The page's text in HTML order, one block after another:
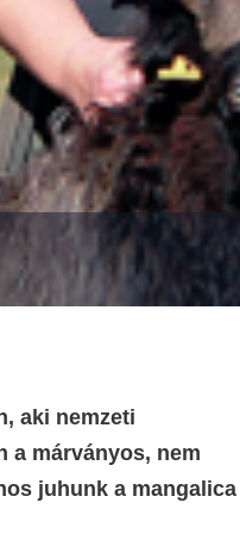
aki nemzeti
a márványos, nem
juhunk a mangalica